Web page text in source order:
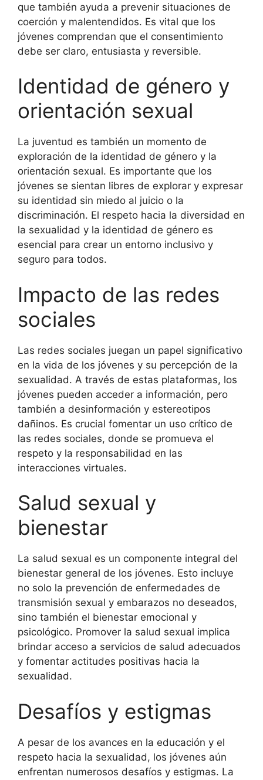
que también ayuda a prevenir situaciones de
coerción y malentendidos. Es vital que los
jóvenes comprendan que el consentimiento
debe ser claro, entusiasta y reversible.
Identidad de género y
orientación sexual
La juventud es también un momento de
exploración de la identidad de género y la
orientación sexual. Es importante que los
jóvenes se sientan libres de explorar y expresar
su identidad sin miedo al juicio o la
discriminación. El respeto hacia la diversidad en
la sexualidad y la identidad de género es
esencial para crear un entorno inclusivo y
seguro para todos.
Impacto de las redes
sociales
Las redes sociales juegan un papel significativo
en la vida de los jóvenes y su percepción de la
sexualidad. A través de estas plataformas, los
jóvenes pueden acceder a información, pero
también a desinformación y estereotipos
dañinos. Es crucial fomentar un uso crítico de
las redes sociales, donde se promueva el
respeto y la responsabilidad en las
interacciones virtuales.
Salud sexual y
bienestar
La salud sexual es un componente integral del
bienestar general de los jóvenes. Esto incluye
no solo la prevención de enfermedades de
transmisión sexual y embarazos no deseados,
sino también el bienestar emocional y
psicológico. Promover la salud sexual implica
brindar acceso a servicios de salud adecuados
y fomentar actitudes positivas hacia la
sexualidad.
Desafíos y estigmas
A pesar de los avances en la educación y el
respeto hacia la sexualidad, los jóvenes aún
enfrentan numerosos desafíos y estigmas. La